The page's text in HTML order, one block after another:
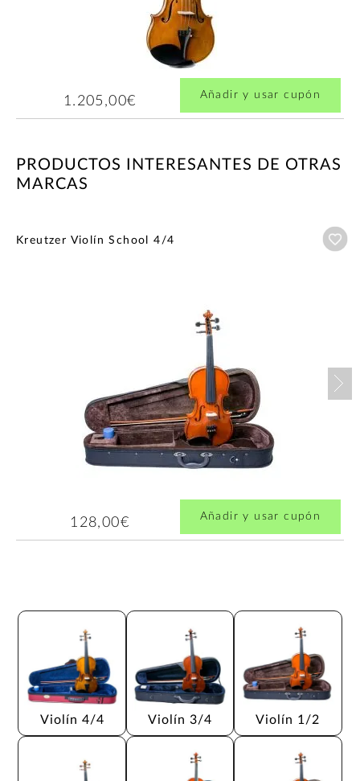
1.205,00€ Añadir y usar cupón
PRODUCTOS INTERESANTES DE OTRAS
MARCAS
Kreutzer Violín School 4/4
128,00€ Añadir y usar cupón
Violín 4/4 Violín 3/4 Violín 1/2